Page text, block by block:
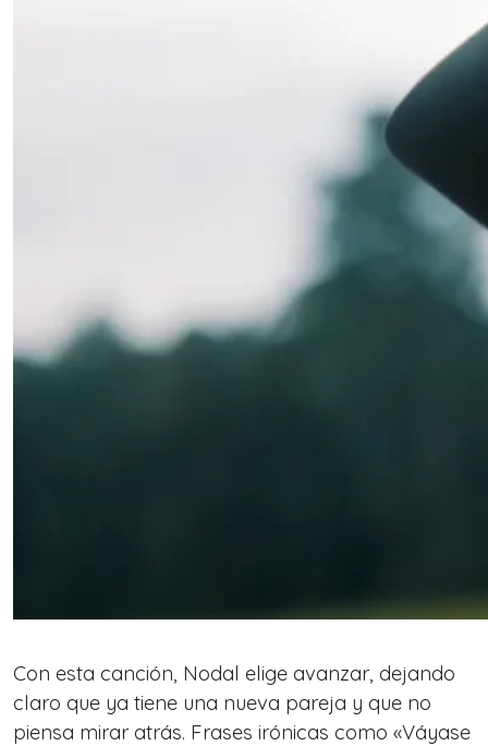
Con esta canción, Nodal elige avanzar, dejando
claro que ya tiene una nueva pareja y que no
piensa mirar atrás. Frases irónicas como «Váyase